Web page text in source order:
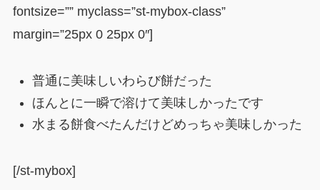
fontsize=”” myclass=”st-mybox-class”
margin=”25px 0 25px 0″]
普通に美味しいわらび餅だった
ほんとに一瞬で溶けて美味しかったです
水まる餅食べたんだけどめっちゃ美味しかった
[/st-mybox]